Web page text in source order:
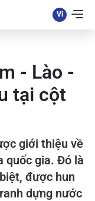
- Lào -
tại cột
giới thiệu về
quốc gia. Đó là
được hun
dựng nước